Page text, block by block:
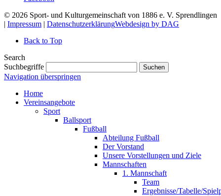
© 2026 Sport- und Kulturgemeinschaft von 1886 e. V. Sprendlingen
| Impressum | DatenschutzerklärungWebdesign by DAG
Back to Top
Search
Suchbegriffe
Suchen
Navigation überspringen
Home
Vereinsangebote
Sport
Ballsport
Fußball
Abteilung Fußball
Der Vorstand
Unsere Vorstellungen und Ziele
Mannschaften
1. Mannschaft
Team
Ergebnisse/Tabelle/